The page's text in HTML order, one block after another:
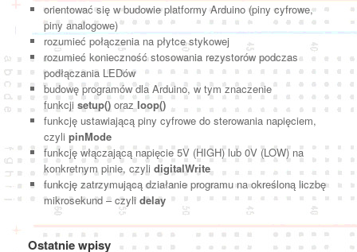
orientować się w budowie platformy Arduino (piny cyfrowe,
piny analogowe)
rozumieć połączenia na płytce stykowej
rozumieć konieczność stosowania rezystorów podczas
podłączania LEDów
budowę programów dla Arduino, w tym znaczenie
funkcji setup()oraz loop()
funkcję ustawiającą piny cyfrowe do sterowania napięciem,
czyli pinMode
funkcję włączającą napięcie 5V (HIGH) lub 0V (LOW) na
konkretnym pinie, czyli digitalWrite
funkcję zatrzymującą działanie programu na określoną liczbę
mikrosekund – czylidelay
Ostatnie wpisy